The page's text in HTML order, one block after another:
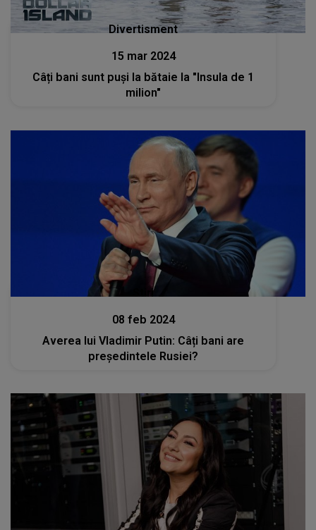
Divertisment
15 mar 2024
Câți bani sunt puși la bătaie la "Insula de 1
milion"
Stiri
08 feb 2024
Averea lui Vladimir Putin: Câți bani are
președintele Rusiei?